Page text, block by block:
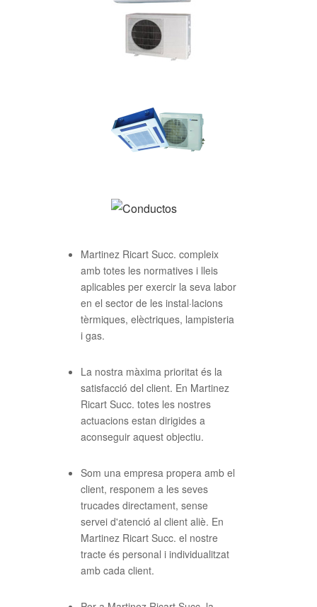
Martinez Ricart Succ. compleix
amb totes les normatives i lleis
aplicables per exercir la seva labor
en el sector de les instal·lacions
tèrmiques, elèctriques, lampisteria
i gas.
La nostra màxima prioritat és la
satisfacció del client. En Martinez
Ricart Succ. totes les nostres
actuacions estan dirigides a
aconseguir aquest objectiu.
Som una empresa propera amb el
client, responem a les seves
trucades directament, sense
servei d'atenció al client aliè. En
Martinez Ricart Succ. el nostre
tracte és personal i individualitzat
amb cada client.